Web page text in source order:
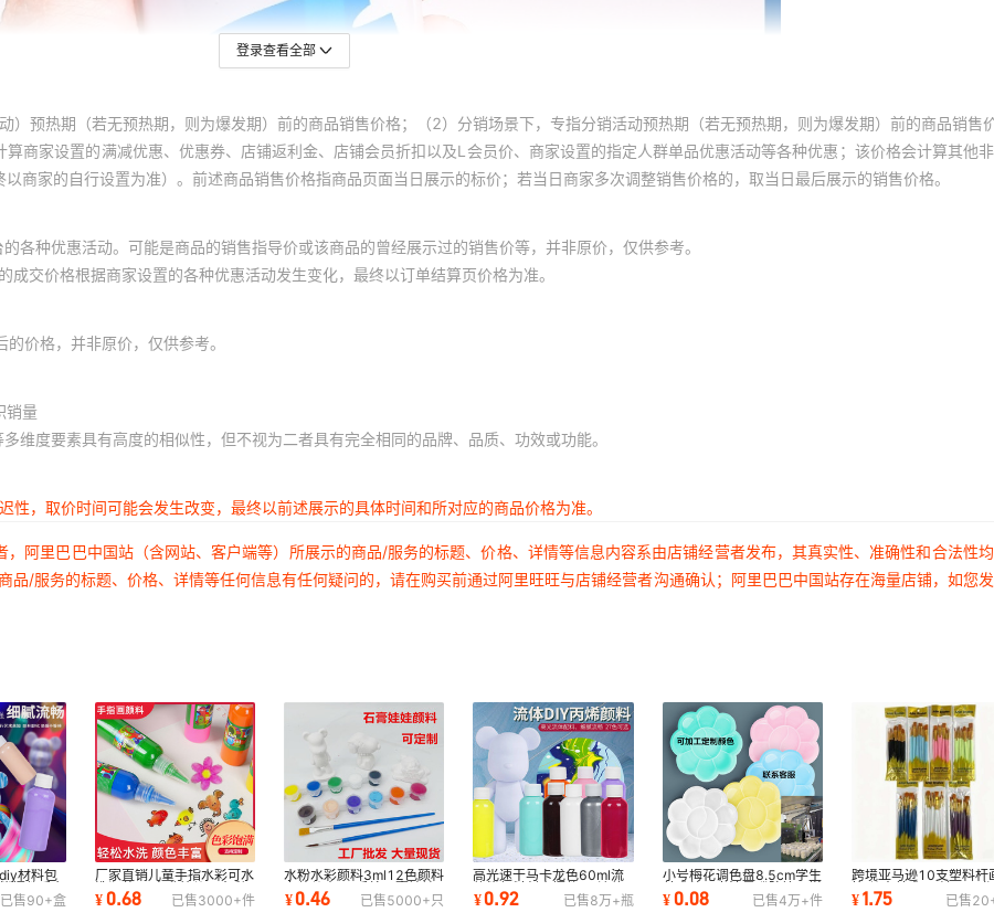
登录查看全部
）预热期（若无预热期，则为爆发期）前的商品销售价格；（2）分销场景下，专指分销活动预热期（若无预热期，则为爆发期）前的商品销售
商家设置的满减优惠、优惠券、店铺返利金、店铺会员折扣以及L会员价、商家设置的指定人群单品优惠活动等各种优惠；该价格会计算其他
商家的自行设置为准）。前述商品销售价格指商品页面当日展示的标价；若当日商家多次调整销售价格的，取当日最后展示的销售价格。
各种优惠活动。可能是商品的销售指导价或该商品的曾经展示过的销售价等，并非原价，仅供参考。
交价格根据商家设置的各种优惠活动发生变化，最终以订单结算页价格为准。
价格，并非原价，仅供参考。
销量
维度要素具有高度的相似性，但不视为二者具有完全相同的品牌、品质、功效或功能。
，取价时间可能会发生改变，最终以前述展示的具体时间和所对应的商品价格为准。
阿里巴巴中国站（含网站、客户端等）所展示的商品/服务的标题、价格、详情等信息内容系由店铺经营者发布，其真实性、准确性和合法性
/服务的标题、价格、详情等任何信息有任何疑问的，请在购买前通过阿里旺旺与店铺经营者沟通确认；阿里巴巴中国站存在海量店铺，如您
材料包
摆件手办
已售90+盒
厂家直销儿童手指水彩可水
洗瓶装60毫升幼儿园水彩
¥0.68 已售3000+件
水粉水彩颜料3ml12色颜料
套装儿童diy手绘石膏娃娃
颜料条工厂直销
¥0.46 已售5000+只
高光速干马卡龙色60ml流
体熊颜料创意摆件diy流体
画丙烯颜料批发
¥0.92 已售8万+瓶
小号梅花调色盘8.5cm学生
美术绘画书法墨碟防摔丙烯
颜料调色盘
¥0.08 已售4万+件
跨境亚马逊10支塑料杆
笔 儿童美术diy油画尼
粉丙烯画笔套装
¥1.75 已售